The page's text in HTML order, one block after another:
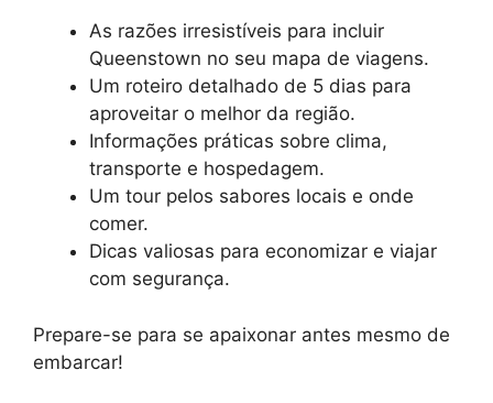
As razões irresistíveis para incluir
Queenstown no seu mapa de viagens.
Um roteiro detalhado de 5 dias para
aproveitar o melhor da região.
Informações práticas sobre clima,
transporte e hospedagem.
Um tour pelos sabores locais e onde
comer.
Dicas valiosas para economizar e viajar
com segurança.
Prepare-se para se apaixonar antes mesmo de
embarcar!